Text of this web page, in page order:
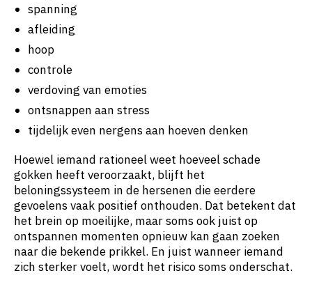
spanning
afleiding
hoop
controle
verdoving van emoties
ontsnappen aan stress
tijdelijk even nergens aan hoeven denken
Hoewel iemand rationeel weet hoeveel schade
gokken heeft veroorzaakt, blijft het
beloningssysteem in de hersenen die eerdere
gevoelens vaak positief onthouden. Dat betekent dat
het brein op moeilijke, maar soms ook juist op
ontspannen momenten opnieuw kan gaan zoeken
naar die bekende prikkel. En juist wanneer iemand
zich sterker voelt, wordt het risico soms onderschat.